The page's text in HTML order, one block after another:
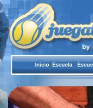
Inicio Escuela